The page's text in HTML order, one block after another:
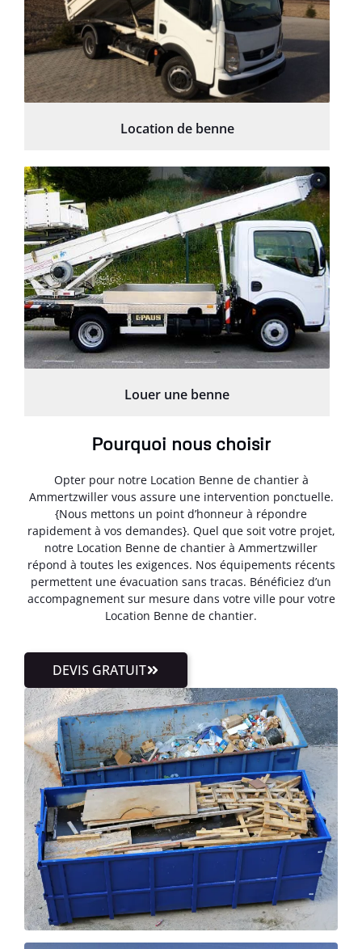
Location de benne
Louer une benne
Pourquoi nous choisir
Opter pour notre Location Benne de chantier à
Ammertzwiller vous assure une intervention ponctuelle.
{Nous mettons un point d’honneur à répondre
rapidement à vos demandes}. Quel que soit votre projet,
notre Location Benne de chantier à Ammertzwiller
répond à toutes les exigences. Nos équipements récents
permettent une évacuation sans tracas. Bénéficiez d’un
accompagnement sur mesure dans votre ville pour votre
Location Benne de chantier.
DEVIS GRATUIT